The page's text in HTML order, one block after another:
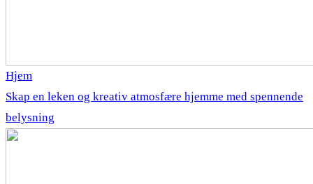
Hjem
Skap en leken og kreativ atmosfære hjemme med spennende
belysning